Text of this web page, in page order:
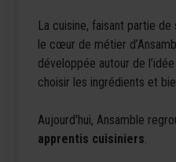
La cuisine, faisant partie
le cœur de métier
développée autour de
choisir les ingrédients et
Aujourd'hui, Ansamble
apprentis cuisiniers.